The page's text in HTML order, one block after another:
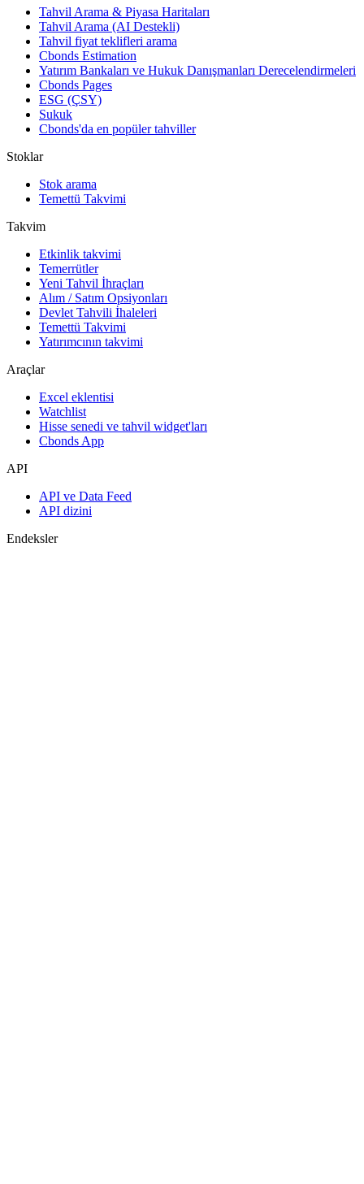
Tahvil Arama & Piyasa Haritaları
Tahvil Arama (AI Destekli)
Tahvil fiyat teklifleri arama
Cbonds Estimation
Yatırım Bankaları ve Hukuk Danışmanları Derecelendirmeleri
Cbonds Pages
ESG (ÇSY)
Sukuk
Cbonds'da en popüler tahviller
Stoklar
Stok arama
Temettü Takvimi
Takvim
Etkinlik takvimi
Temerrütler
Yeni Tahvil İhraçları
Alım / Satım Opsiyonları
Devlet Tahvili İhaleleri
Temettü Takvimi
Yatırımcının takvimi
Araçlar
Excel eklentisi
Watchlist
Hisse senedi ve tahvil widget'ları
Cbonds App
API
API ve Data Feed
API dizini
Endeksler